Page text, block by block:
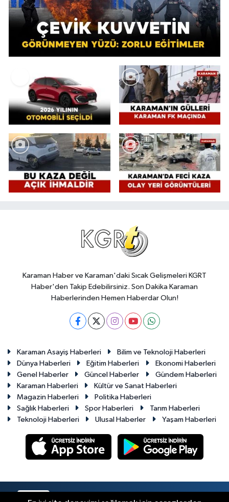
Karaman Haber ve Karaman'daki Sıcak Gelişmeleri KGRT
Haber'den Takip Edebilirsiniz. Son Dakika Karaman
Haberlerinden Hemen Haberdar Olun!
Karaman Asayiş Haberleri
Bilim ve Teknoloji Haberleri
Dünya Haberleri
Eğitim Haberleri
Ekonomi Haberleri
Genel Haberler
Güncel Haberler
Gündem Haberleri
Karaman Haberleri
Kültür ve Sanat Haberleri
Magazin Haberleri
Politika Haberleri
Sağlık Haberleri
Spor Haberleri
Tarım Haberleri
Teknoloji Haberleri
Ulusal Haberler Yaşam Haberleri